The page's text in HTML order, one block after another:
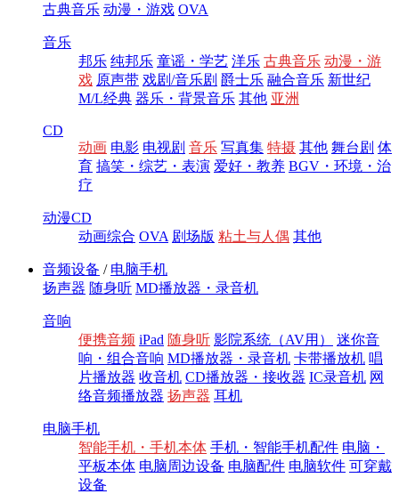
古典音乐 动漫・游戏 OVA
音乐
邦乐 纯邦乐 童谣・学艺 洋乐 古典音乐 动漫・游
戏 原声带 戏剧/音乐剧 爵士乐 融合音乐 新世纪
M/L经典 器乐・背景音乐 其他 亚洲
CD
动画 电影 电视剧 音乐 写真集 特摄 其他 舞台剧 体
育 搞笑・综艺・表演 爱好・教养 BGV・环境・治
疗
动漫CD
动画综合 OVA 剧场版 粘土与人偶 其他
音频设备 / 电脑手机
扬声器 随身听 MD播放器・录音机
音响
便携音频 iPad 随身听 影院系统（AV用）
迷你音
响・组合音响 MD播放器・录音机 卡带播放机 唱
片播放器 收音机 CD播放器・接收器 IC录音机 网
络音频播放器 扬声器 耳机
电脑手机
智能手机・手机本体 手机・智能手机配件 电脑・
平板本体 电脑周边设备 电脑配件 电脑软件 可穿戴
设备